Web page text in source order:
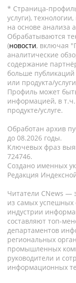
* Страница-
услуги),
на основе анализа
Обрабатываются
(новости, включая
аналитические
содержание
больше
или продукта/
Профиль может
информацией, в
продукте/услуге.
Обработан архив
до 08.2026 годы.
Ключевых фраз
724746.
Создано именных
Редакция
Читатели CNews —
из самых успешных
индустрии
составляют топ-
департаментов
региональных
промышленных
руководители и
информационных